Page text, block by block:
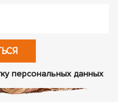
персональных данных